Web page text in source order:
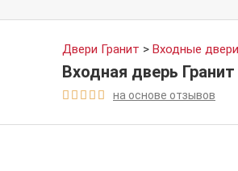
Двери Гранит > Входные
Входная дверь
     на основе отзывов